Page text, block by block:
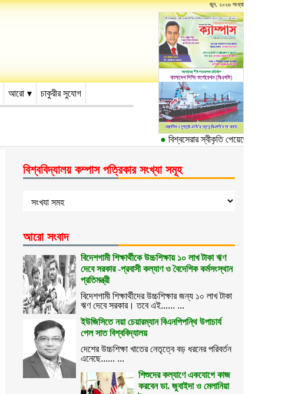
জুন, ২০২৬ সংখ্যা
আরো চাকুরীর সুযোগ
বিশ্বসেরার স্বীকৃতি পেয়েছে ঢাকা
বিশ্ববিদ্যালয় কম্পাস পত্রিকার সংখ্যা সমূহ
আরো সংবাদ
বিদেশগামী শিক্ষার্থীকে উচ্চশিক্ষায় ১০ লাখ টাকা ঋণ
দেবে সরকার -প্রবাসী কল্যাণ ও বৈদেশিক কর্মসংস্থান
প্রতিমন্ত্রী
বিদেশগামী শিক্ষার্থীদের উচ্চশিক্ষার জন্য ১০ লাখ টাকা
ঋণ দেবে সরকার। তবে এই...... ...
ইউজিসিতে নয়া চেয়ারম্যান বিএনপিপন্থি উপাচার্য
পেল সাত বিশ্ববিদ্যালয়
দেশের উচ্চশিক্ষা খাতের নেতৃত্বে বড় ধরনের পরিবর্তন
এনেছে...... ...
শিশুদের কল্যাণে একযোগে কাজ
করবেন ডা. জুবাইদা ও মেলানিয়া